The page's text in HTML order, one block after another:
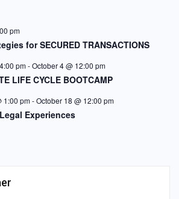
pm
for SECURED TRANSACTIONS
pm-October 4 @ 12:00 pm
LIFE CYCLE BOOTCAMP
1:00 pm-October 18 @ 12:00 pm
Experiences